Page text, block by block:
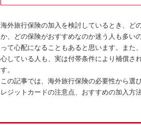
海外旅行保険の加入を検討しているとき、ど
か、どの保険がおすすめなのか迷う人も多い
って心配になることもあると思います。また
心している人も、実は付帯条件により補償さ
す。
この記事では、海外旅行保険の必要性から選
レジットカードの注意点、おすすめの加入方